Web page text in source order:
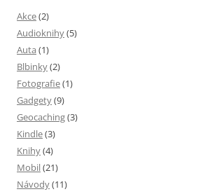
Akce(2)
Audioknihy(5)
Auta (1)
Blbinky(2)
Fotografie(1)
Gadgety(9)
Geocaching(3)
Kindle(3)
Knihy(4)
Mobil(21)
Návody(11)